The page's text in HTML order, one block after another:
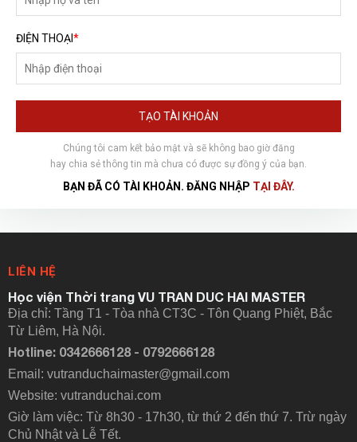
ĐIỆN THOẠI*
TẠO TÀI KHOẢN
Chúng tôi cam kết bảo mật và sẽ không bao giờ đăng
hay chia sẻ thông tin mà chưa có được sự đồng ý của bạn.
BẠN ĐÃ CÓ TÀI KHOẢN. ĐĂNG NHẬP TẠI ĐÂY.
LIÊN HỆ
Học viện Thời trang VU TRAN DUC HAI MASTER
Địa chỉ: Tầng T1 - Tòa nhà CT3C - Tôn Quang Phiệt, Bắc
Từ Liêm, Hà Nội.
Hotline: 0342666128 - 0792666128
Email: vutranduchaimaster@gmail.com
Website: vutranduchai.com
Giờ làm việc: Từ 8h30 - 17h30, từ thứ 2 đến thứ 7. Trừ ngày
Chủ Nhật và Lễ Tết.